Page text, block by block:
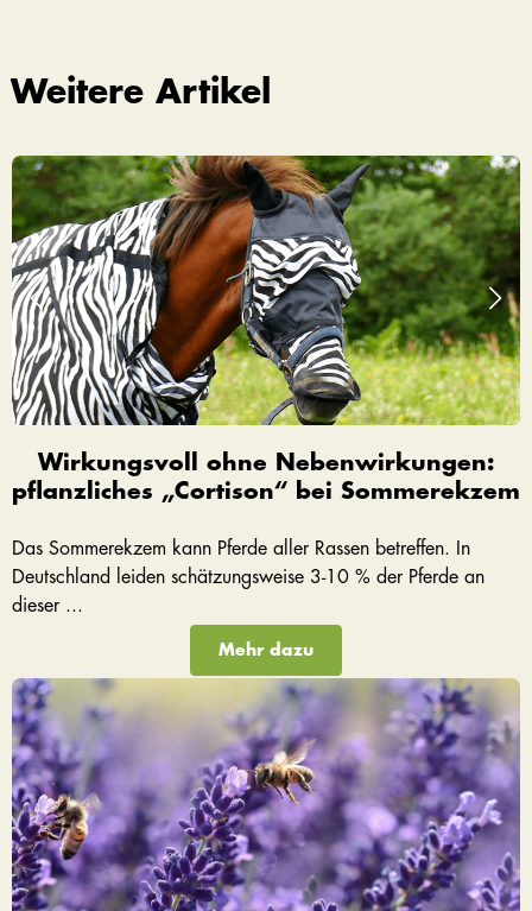
Weitere Artikel
Wirkungsvoll ohne Nebenwirkungen:
pflanzliches „Cortison“ bei Sommerekzem
Das Sommerekzem kann Pferde aller Rassen betreffen. In
Deutschland leiden schätzungsweise 3-10 % der Pferde an
dieser ...
Mehr dazu